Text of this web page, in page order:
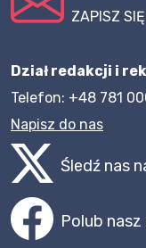
ZAPISZ
Dział redakcji i
Telefon: +48 781
Napisz do nas
Śledź nas
Polub